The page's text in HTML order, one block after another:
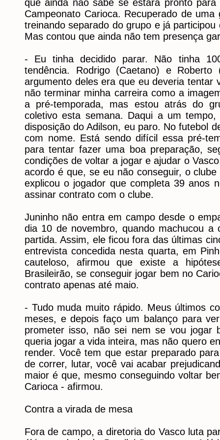
que ainda não sabe se estará pronto
Campeonato Carioca. Recuperado de
treinando separado do grupo e já
Mas contou que ainda não tem presença
- Eu tinha decidido parar. Não tinha
tendência. Rodrigo (Caetano) e
argumento deles era que eu deveria tentar
não terminar minha carreira como a
a pré-temporada, mas estou atrás do
coletivo esta semana. Daqui a um
disposição do Adilson, eu paro. No futebol
com nome. Está sendo difícil essa pré-
para tentar fazer uma boa preparação,
condições de voltar a jogar e ajudar o
acordo é que, se eu não conseguir, o
explicou o jogador que completa 39 anos
assinar contrato com o clube.
Juninho não entra em campo desde o
dia 10 de novembro, quando machucou a
partida. Assim, ele ficou fora das últimas
entrevista concedida nesta quarta, em
cauteloso, afirmou que existe a
Brasileirão, se conseguir jogar bem no
contrato apenas até maio.
- Tudo muda muito rápido. Meus últimos
meses, e depois faço um balanço para
prometer isso, não sei nem se vou jogar
queria jogar a vida inteira, mas não quero
render. Você tem que estar preparado
de correr, lutar, você vai acabar
maior é que, mesmo conseguindo voltar
Carioca - afirmou.
Contra a virada de mesa
Fora de campo, a diretoria do Vasco luta